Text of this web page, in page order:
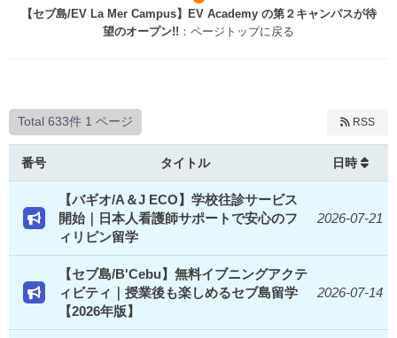
【セブ島/EV La Mer Campus】EV Academy の第２キャンパスが待
望のオープン!! ：ページトップに戻る
Total 633件 1 ページ RSS
番号 タイトル 日時
【バギオ/A＆J ECO】学校往診サービス
開始｜日本人看護師サポートで安心のフ
ィリピン留学
2026-07-21
【セブ島/B'Cebu】無料イブニングアクテ
ィビティ｜授業後も楽しめるセブ島留学
【2026年版】
2026-07-14